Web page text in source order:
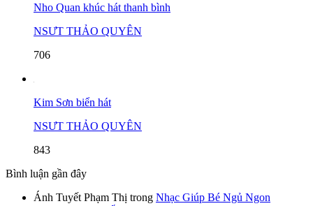
Nho Quan khúc hát thanh bình
NSƯT THẢO QUYÊN
706
Kim Sơn biển hát
NSƯT THẢO QUYÊN
843
Bình luận gần đây
Ánh Tuyết Phạm Thị trong Nhạc Giúp Bé Ngủ Ngon